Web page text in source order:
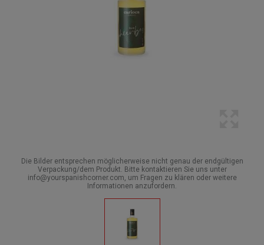
Die Bilder entsprechen möglicherweise nicht genau der endgültigen
Verpackung/dem Produkt. Bitte kontaktieren Sie uns unter
info@yourspanishcorner.com, um Fragen zu klären oder weitere
Informationen anzufordern.